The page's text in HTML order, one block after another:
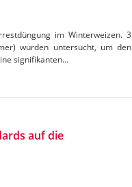
im Winterweizen. 3
wurden untersucht, um den
signifikanten…
auf die